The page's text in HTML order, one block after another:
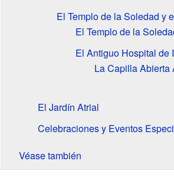
El Templo de la Soledad y
El Templo de la
El Antiguo Hospital de
La Capilla Abierta
El Jardín Atrial
Celebraciones y Eventos
Véase también